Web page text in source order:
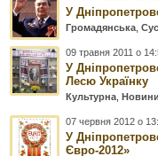
У
Громадянська ,
09 травня 2011 о
У
Лесю Українку
Культурна ,
07 червня 2012 о
У
Євро-2012»